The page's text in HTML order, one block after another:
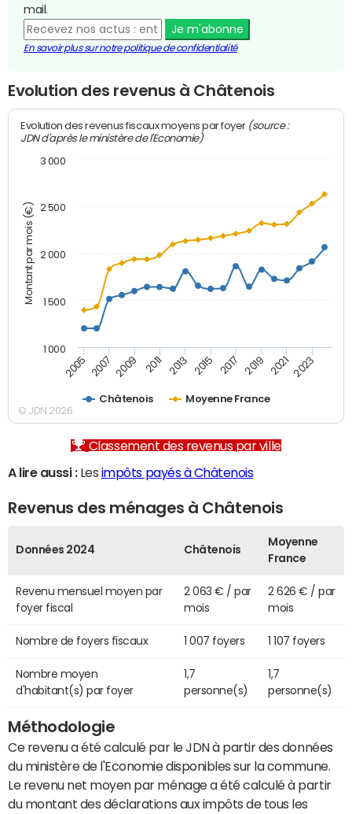
mail.
Je m'abonne
En savoir plus sur notre politique de confidentialité
Evolution des revenus à Châtenois
Montant par mois (€)
Evolution des revenus fiscaux moyens par foyer (source :
JDN d'après le ministère de l'Economie)
Châtenois Moyenne France
2005 2007 2009 2011 2013 2015 2017 2019 2021 2023
1 000
1 500
2 000
2 500
3 000
© JDN 2026
Classement des revenus par ville
A lire aussi :Les impôts payés à Châtenois
Revenus des ménages à Châtenois
Données 2024 Châtenois
Moyenne
France
Revenu mensuel moyen par
foyer fiscal
2 063 € / par
mois
2 626 € / par
mois
Nombre de foyers fiscaux 1 007 foyers 1 107 foyers
Nombre moyen
d'habitant(s) par foyer
1,7
personne(s)
1,7
personne(s)
Méthodologie
Ce revenu a été calculé par le JDN à partir des données
du ministère de l'Economie disponibles sur la commune.
Le revenu net moyen par ménage a été calculé à partir
du montant des déclarations aux impôts de tous les